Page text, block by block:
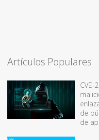
Artículos Populares
CVE-
de
de